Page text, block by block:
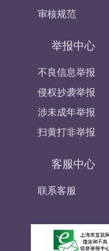
审核规范
举报中心
不良信息举报
侵权抄袭举报
涉未成年举报
扫黄打非举报
客服中心
联系客服